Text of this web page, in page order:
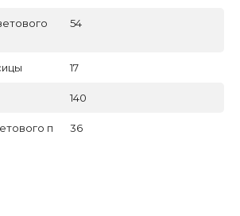
54
17
140
п
36